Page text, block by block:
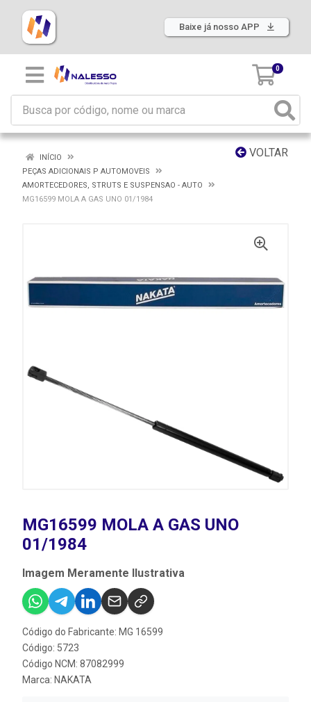
Baixe já nosso APP
0
VOLTAR
INÍCIO
PEÇAS ADICIONAIS P AUTOMOVEIS
AMORTECEDORES, STRUTS E SUSPENSAO - AUTO
MG16599 MOLA A GAS UNO 01/1984
MG16599 MOLA A GAS UNO
01/1984
Imagem Meramente Ilustrativa
Código do Fabricante: MG 16599
Código: 5723
Código NCM: 87082999
Marca: NAKATA